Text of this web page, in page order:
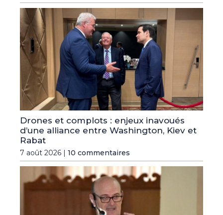
Drones et complots : enjeux inavoués
d’une alliance entre Washington, Kiev et
Rabat
7 août 2026 | 10 commentaires